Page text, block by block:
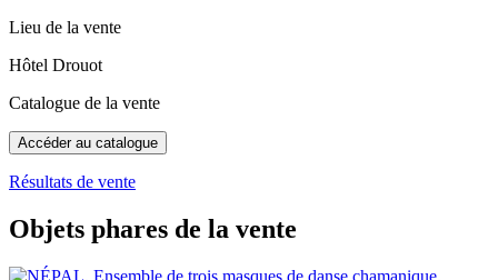
Lieu de la vente
Hôtel Drouot
Catalogue de la vente
Accéder au catalogue
Résultats de vente
Objets phares de la vente